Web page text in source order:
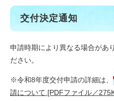
交付決定通知
申請時期により異なる場合があ
ださい。
※令和8年度交付申請の詳細は、
請について [PDFファイル／